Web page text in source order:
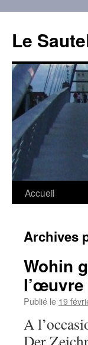
contenu
Le
Accueil
Archives
Wohin
Publié le 19
A
Der